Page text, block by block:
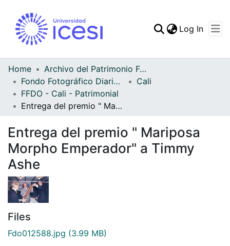
Statistics
Log In
Home
Archivo del Patrimonio Fotográfico y Fílmico del Valle del Cauca
Fondo Fotográfico Diario Occidente
Cali
FFDO - Cali - Patrimonial
Entrega del premio " Mariposa Morpho Emperador" a Timmy Ashe
Entrega del premio " Mariposa
Morpho Emperador" a Timmy
Ashe
Files
Fdo012588.jpg (3.99 MB)